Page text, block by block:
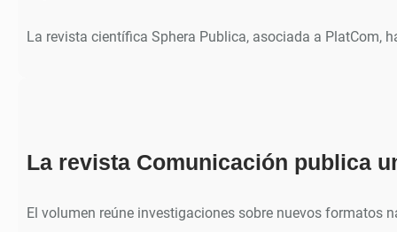
La revista científica Sphera Publica, asociada a PlatCom,
La revista Comunicación publica
El volumen reúne investigaciones sobre nuevos formatos